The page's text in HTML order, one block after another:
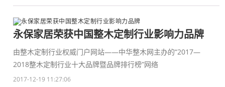
永保家居荣获中国整木定制行业影响力品牌
由整木定制行业权威门户网站——中华整木网主办的“2017—
2018整木定制行业十大品牌暨品牌排行榜”网络
2017-12-19 11:27:06